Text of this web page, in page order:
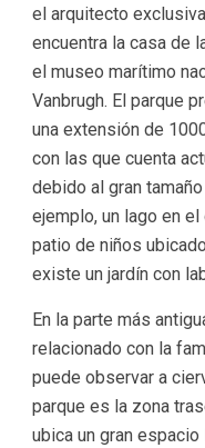
el arquitecto
encuentra la casa de
el museo marítimo
Vanbrugh. El parque
una extensión de
con las que cuenta
debido al gran
ejemplo, un lago en
patio de niños
existe un jardín con
En la parte más
relacionado con la
puede observar a
parque es la zona
ubica un gran